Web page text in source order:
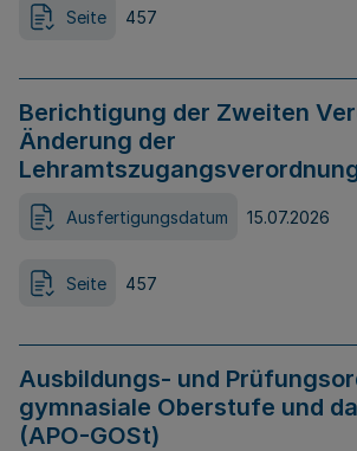
Seite 457
Berichtigung der Zweiten
Änderung der
Ausfertigungsdatum 15.07.2026
Seite 457
Ausbildungs- und
gymnasiale Oberstufe und
(APO-GOSt)